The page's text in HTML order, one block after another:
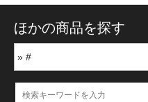
ほかの商品を探す